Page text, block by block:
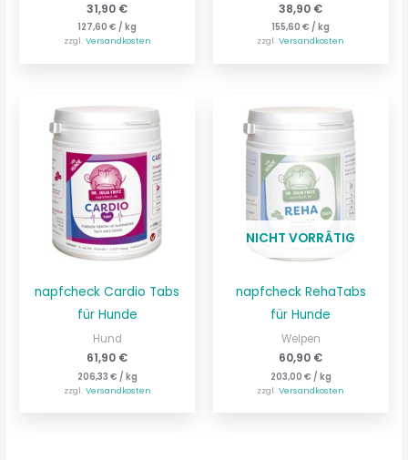
31,90 €
127,60€ / kg
zzgl. Versandkosten
38,90 €
155,60€ / kg
zzgl.Versandkosten
napfcheck Cardio Tabs
für Hunde
Hund
61,90 €
206,33 € / kg
zzgl. Versandkosten
NICHT VORRÄTIG
napfcheck RehaTabs
für Hunde
Welpen
60,90 €
203,00 € / kg
zzgl.Versandkosten